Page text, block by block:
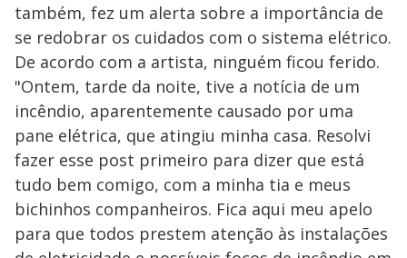
também, fez um alerta sobre a importância de
se redobrar os cuidados com o sistema elétrico.
De acordo com a artista, ninguém ficou ferido.
"Ontem, tarde da noite, tive a notícia de um
incêndio, aparentemente causado por uma
pane elétrica, que atingiu minha casa. Resolvi
fazer esse post primeiro para dizer que está
tudo bem comigo, com a minha tia e meus
bichinhos companheiros. Fica aqui meu apelo
para que todos prestem atenção às instalações